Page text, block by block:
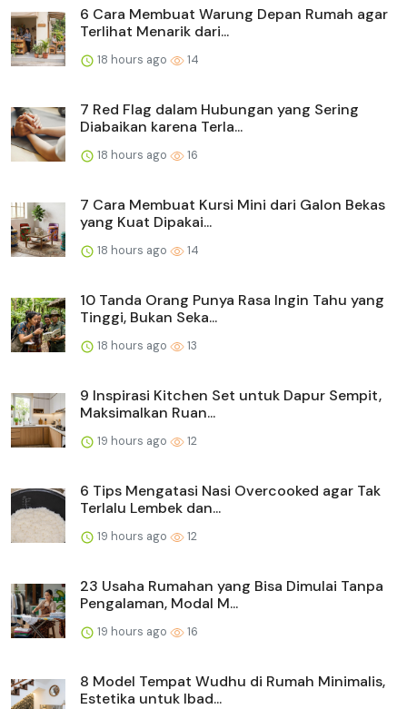
6 Cara Membuat Warung Depan Rumah agar
Terlihat Menarik dari...
18 hours ago 14
7 Red Flag dalam Hubungan yang Sering
Diabaikan karena Terla...
18 hours ago 16
7 Cara Membuat Kursi Mini dari Galon Bekas
yang Kuat Dipakai...
18 hours ago 14
10 Tanda Orang Punya Rasa Ingin Tahu yang
Tinggi, Bukan Seka...
18 hours ago 13
9 Inspirasi Kitchen Set untuk Dapur Sempit,
Maksimalkan Ruan...
19 hours ago 12
6 Tips Mengatasi Nasi Overcooked agar Tak
Terlalu Lembek dan...
19 hours ago 12
23 Usaha Rumahan yang Bisa Dimulai Tanpa
Pengalaman, Modal M...
19 hours ago 16
8 Model Tempat Wudhu di Rumah Minimalis,
Estetika untuk Ibad...